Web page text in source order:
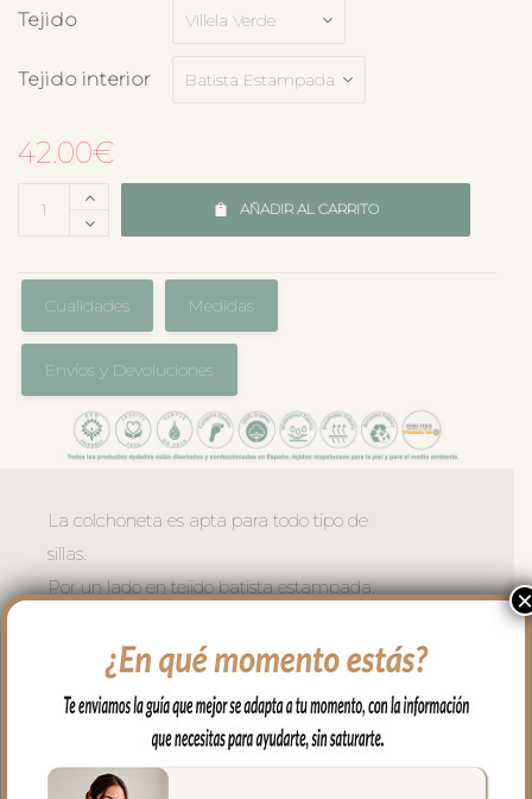
Tejido
Tejido interior
42.00€
AÑADIR AL CARRITO
Cualidades Medidas
Envíos y Devoluciones
La colchoneta es apta para todo tipo de
sillas.
Por un lado en tejido batista estampada.
El relleno de la funda es una micro fibra
hueca para mayor confort del bebé y
muy buena transpirabilidad.
Para sujetarla a la silla lleva cintas y
gomitas para ajustarla bien.
×